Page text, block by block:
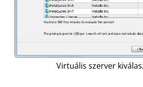
Virtuális szerver